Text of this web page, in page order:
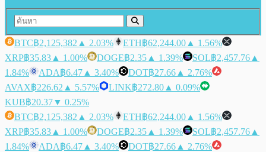
BTC฿2,125,382 ▲ 2.03% ETH฿62,244.00 ▲ 1.56%
XRP฿35.83 ▲ 1.00% DOGE฿2.35 ▲ 1.39% SOL฿2,457.76 ▲
1.84%
ADA฿6.47 ▲ 3.40% DOT฿27.66 ▲ 2.76%
AVAX฿226.62 ▲ 5.57% LINK฿272.80 ▲ 0.09%
KUB฿20.37▼ 0.25%
BTC฿2,125,382 ▲ 2.03% ETH฿62,244.00 ▲ 1.56%
XRP฿35.83 ▲ 1.00% DOGE฿2.35 ▲ 1.39% SOL฿2,457.76 ▲
1.84%
ADA฿6.47 ▲ 3.40% DOT฿27.66 ▲ 2.76%